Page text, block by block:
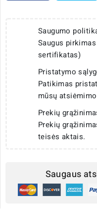
Saugumo
Saugus
sertifikatas)
Pristatymo
Patikimas
mūsų
Prekių
Prekių
teisės aktais.
Saugaus